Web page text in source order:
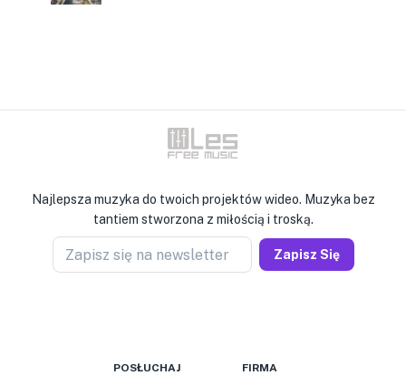
Najlepsza muzyka do twoich projektów wideo. Muzyka bez
tantiem stworzona z miłością i troską.
Zapisz się na newsletter Zapisz Się
POSŁUCHAJ FIRMA